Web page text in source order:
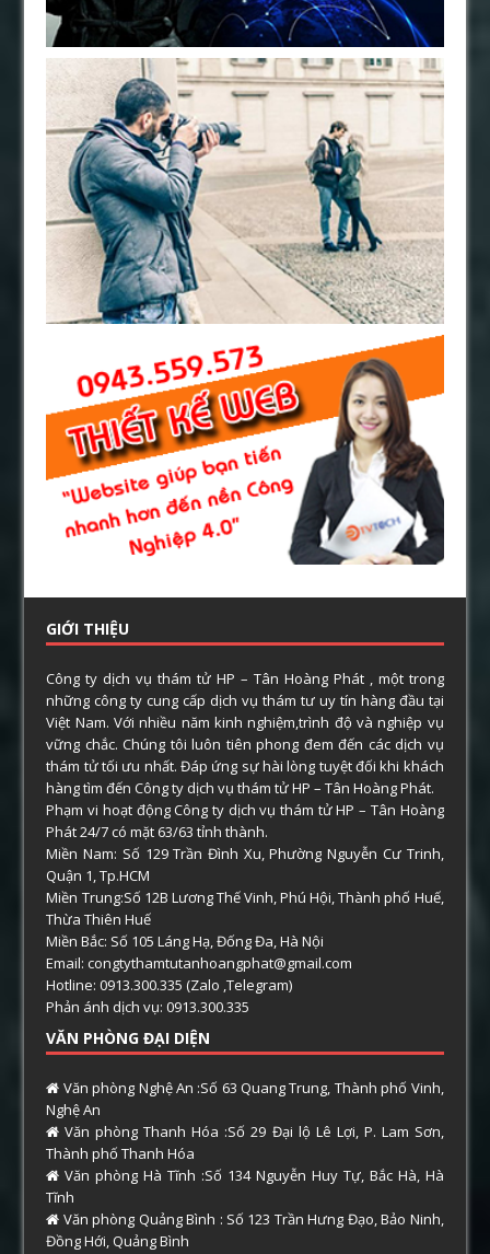
GIỚI THIỆU
Công ty dịch vụ thám tử HP – Tân Hoàng Phát , một trong
những công ty cung cấp dịch vụ thám tư uy tín hàng đầu tại
Việt Nam. Với nhiều năm kinh nghiệm,trình độ và nghiệp vụ
vững chắc. Chúng tôi luôn tiên phong đem đến các dịch vụ
thám tử tối ưu nhất. Đáp ứng sự hài lòng tuyệt đối khi khách
hàng tìm đến Công ty dịch vụ thám tử HP – Tân Hoàng Phát.
Phạm vi hoạt động Công ty dịch vụ thám tử HP – Tân Hoàng
Phát 24/7 có mặt 63/63 tỉnh thành.
Miền Nam: Số 129 Trần Đình Xu, Phường Nguyễn Cư Trinh,
Quận 1, Tp.HCM
Miền Trung:Số 12B Lương Thế Vinh, Phú Hội, Thành phố Huế,
Thừa Thiên Huế
Miền Bắc: Số 105 Láng Hạ, Đống Đa, Hà Nội
Email: congtythamtutanhoangphat@gmail.com
Hotline: 0913.300.335 (Zalo ,Telegram)
Phản ánh dịch vụ: 0913.300.335
VĂN PHÒNG ĐẠI DIỆN
Văn phòng Nghệ An :Số 63 Quang Trung, Thành phố Vinh,
Nghệ An
Văn phòng Thanh Hóa :Số 29 Đại lộ Lê Lợi, P. Lam Sơn,
Thành phố Thanh Hóa
Văn phòng Hà Tĩnh :Số 134 Nguyễn Huy Tự, Bắc Hà, Hà
Tĩnh
Văn phòng Quảng Bình : Số 123 Trần Hưng Đạo, Bảo Ninh,
Đồng Hới, Quảng Bình